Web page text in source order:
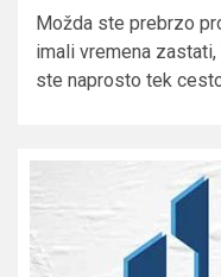
Možda ste prebrzo
imali vremena
ste naprosto tek